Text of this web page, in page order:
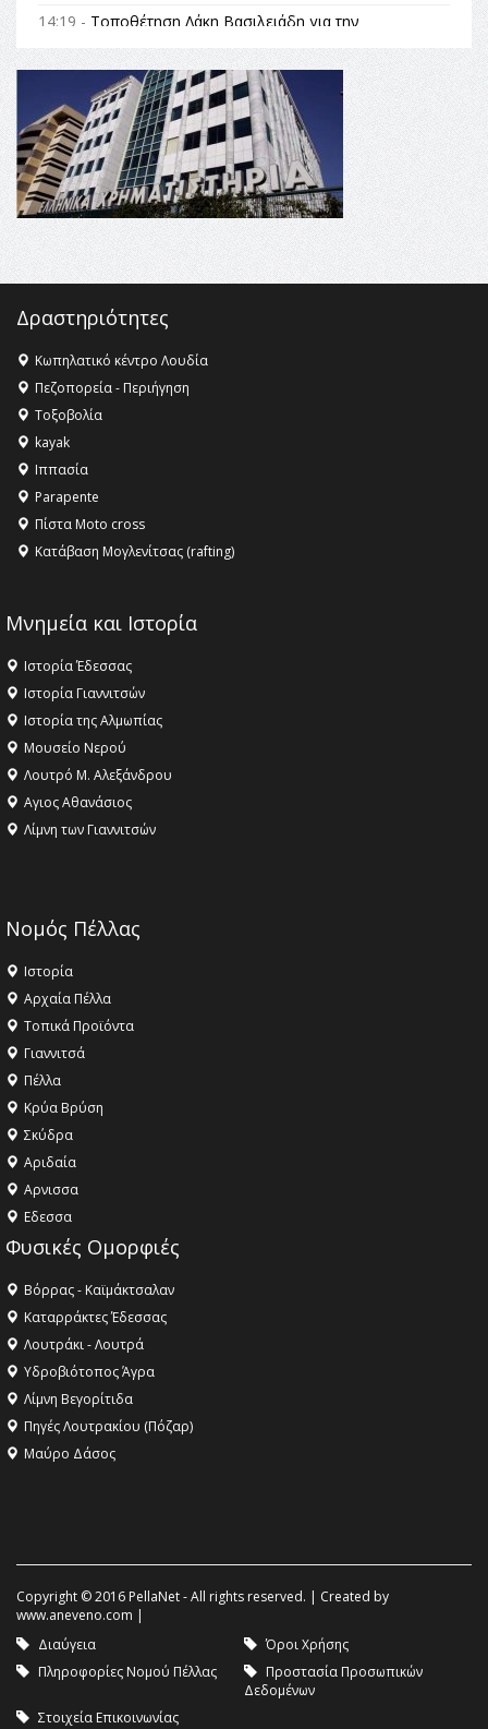
14:19 - Τοποθέτηση Λάκη Βασιλειάδη για την
Αναθεώρηση του Συντάγματος: «Σε τέτοιες κορυφαίες
θεσμικές διαδικασίες υπάρχει μόνο η ευθύνη απέναντι
στις επόμενες γενιές»
16:35 -Το πρόγραμμα του ΠΑΟΚ στον δεύτερο γύρο του
Champions League!
16:27 -Όλυμπος: Εντάχθηκε στον Κατάλογο Παγκόσμιας
Κληρονομιάς της UNESCO – Ομόφωνη η απόφαση Ο
Όλυμπος αναγνωρίστηκε ως φυσικό και πολιτιστικό
αγαθό εξέχουσας οικουμενικής αξίας για την
ανθρωπότητα
ΣΤΗΝ ΕΔΕΣΣΑ
Δραστηριότητες
Κωπηλατικό κέντρο Λουδία
Πεζοπορεία - Περιήγηση
Τοξοβολία
kayak
Ιππασία
Parapente
Πίστα Moto cross
Κατάβαση Μογλενίτσας (rafting)
Μνημεία και Ιστορία
Ιστορία Έδεσσας
Ιστορία Γιαννιτσών
Ιστορία της Αλμωπίας
Μουσείο Νερού
Λουτρό Μ. Αλεξάνδρου
Αγιος Αθανάσιος
Λίμνη των Γιαννιτσών
Νομός Πέλλας
Ιστορία
Αρχαία Πέλλα
Τοπικά Προϊόντα
Γιαννιτσά
Πέλλα
Κρύα Βρύση
Σκύδρα
Αριδαία
Aρνισσα
Eδεσσα
Φυσικές Ομορφιές
Βόρρας - Καϊμάκτσαλαν
Καταρράκτες Έδεσσας
Λουτράκι - Λουτρά
Υδροβιότοπος Άγρα
Λίμνη Βεγορίτιδα
Πηγές Λουτρακίου (Πόζαρ)
Μαύρο Δάσος
Copyright © 2016 PellaNet - All rights reserved. | Created by
www.aneveno.com |
Διαύγεια
Όροι Χρήσης
Πληροφορίες Νομού Πέλλας
Προστασία Προσωπικών
Δεδομένων
Στοιχεία Επικοινωνίας